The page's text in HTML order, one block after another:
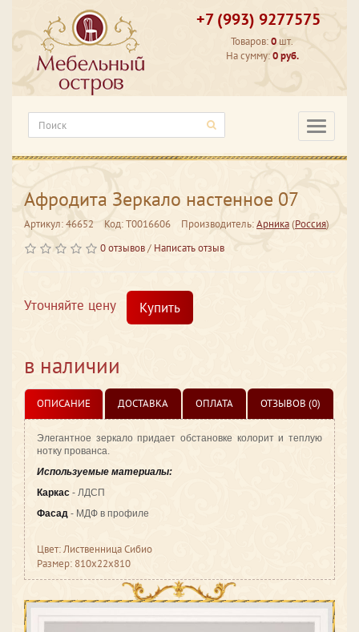
+7 (993) 9277575
Товаров:0 шт.
На сумму:0 руб.
Афродита Зеркало настенное 07
Артикул: 46652 Код: Т0016606 Производитель:Арника(Россия)
0 отзывов/ Написать отзыв
Уточняйте цену Купить
в наличии
ОПИСАНИЕ ДОСТАВКА ОПЛАТА ОТЗЫВОВ (0)
Элегантное зеркало придает обстановке колорит и теплую
нотку прованса.
Используемые материалы:
Каркас - ЛДСП
Фасад - МДФ в профиле
Цвет: Лиственница Сибио
Размер: 810x22x810